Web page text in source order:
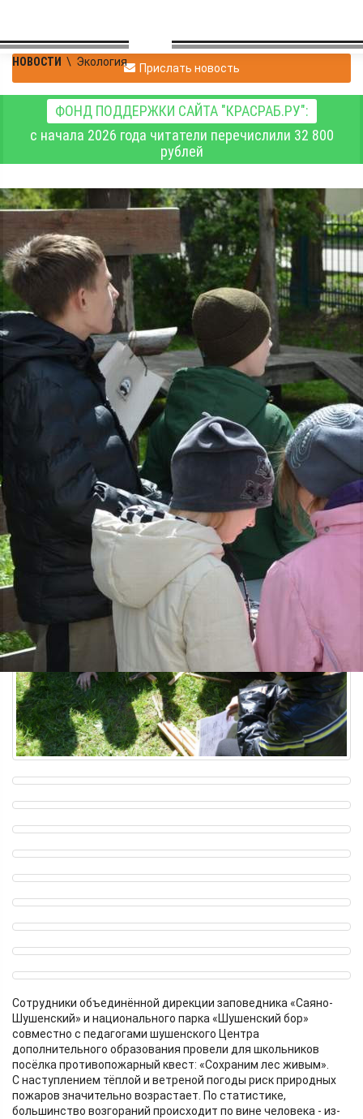
НОВОСТИ \ Экология Прислать новость
ФОНД ПОДДЕРЖКИ САЙТА "КРАСРАБ.РУ":
с начала 2026 года читатели перечислили 32 800
рублей
Шушенские школьники
приняли участие в
познавательной игре
"Сохраним лес живым"
14.05.2026 08:05336
Сотрудники объединённой дирекции заповедника «Саяно-
Шушенский» и национального парка «Шушенский бор»
совместно с педагогами шушенского Центра
дополнительного образования провели для школьников
посёлка противопожарный квест: «Сохраним лес живым».
С наступлением тёплой и ветреной погоды риск природных
пожаров значительно возрастает. По статистике,
большинство возгораний происходит по вине человека - из-